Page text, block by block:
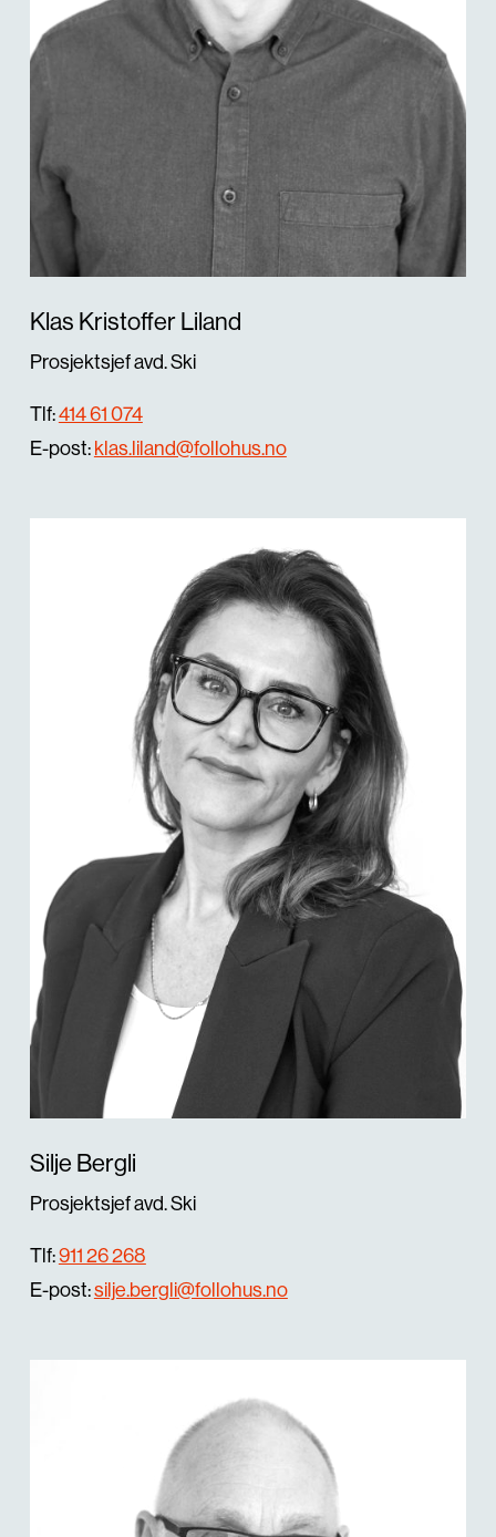
Klas Kristoffer Liland
Prosjektsjef avd. Ski
Tlf:414 61 074
E-post:klas.liland@follohus.no
Silje Bergli
Prosjektsjef avd. Ski
Tlf:911 26 268
E-post:silje.bergli@follohus.no